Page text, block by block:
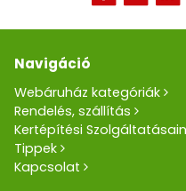
Navigáció
Webáruház kategóriák
Rendelés, szállítás
Kertépítési
Tippek
Kapcsolat